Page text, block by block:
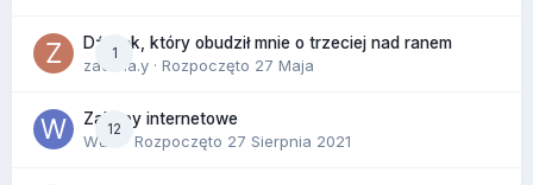
1
Dźwięk, który obudził mnie o trzeciej nad ranem
zackr.a.y · Rozpoczęto 27 Maja
12
Zakupy internetowe
Wula
· Rozpoczęto 27 Sierpnia 2021